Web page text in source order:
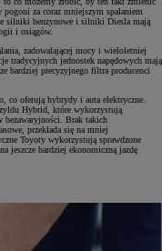
pogoni za coraz mniejszym spalaniem
silniki benzynowe i silniki Diesla mają
i osiągów.
zadowalającej mocy i wieloletniej
tradycyjnych jednostek napędowych mają
bardziej precyzyjnego filtra producenci
co oferują hybrydy i auta elektryczne.
Hybrid, które wykorzystują
bezawaryjności. Brak takich
przekłada się na mniej
Toyoty wykorzystują sprawdzone
jeszcze bardziej ekonomiczną jazdę